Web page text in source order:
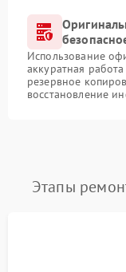
Использование
аккуратная
резервное
восстановление
Этапы